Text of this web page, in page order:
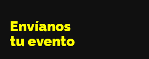
Envíanos
tu evento